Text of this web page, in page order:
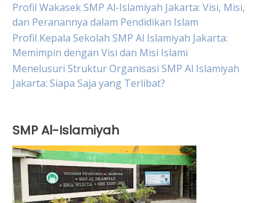
Profil Wakasek SMP Al-Islamiyah Jakarta: Visi, Misi,
dan Peranannya dalam Pendidikan Islam
Profil Kepala Sekolah SMP Al Islamiyah Jakarta:
Memimpin dengan Visi dan Misi Islami
Menelusuri Struktur Organisasi SMP Al Islamiyah
Jakarta: Siapa Saja yang Terlibat?
SMP Al-Islamiyah